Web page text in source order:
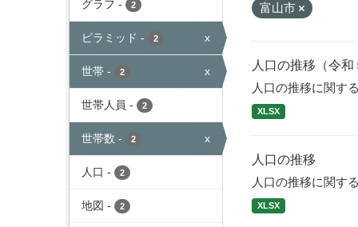
グラフ - 2
ピラミッド - 2 x
世帯 - 2 x
世帯人員 - 2
世帯数 - 2 x
人口 - 2
地図 - 2
富山市
人口の推移（令和
人口の推移に関す
XLSX
人口の推移
人口の推移に関す
XLSX